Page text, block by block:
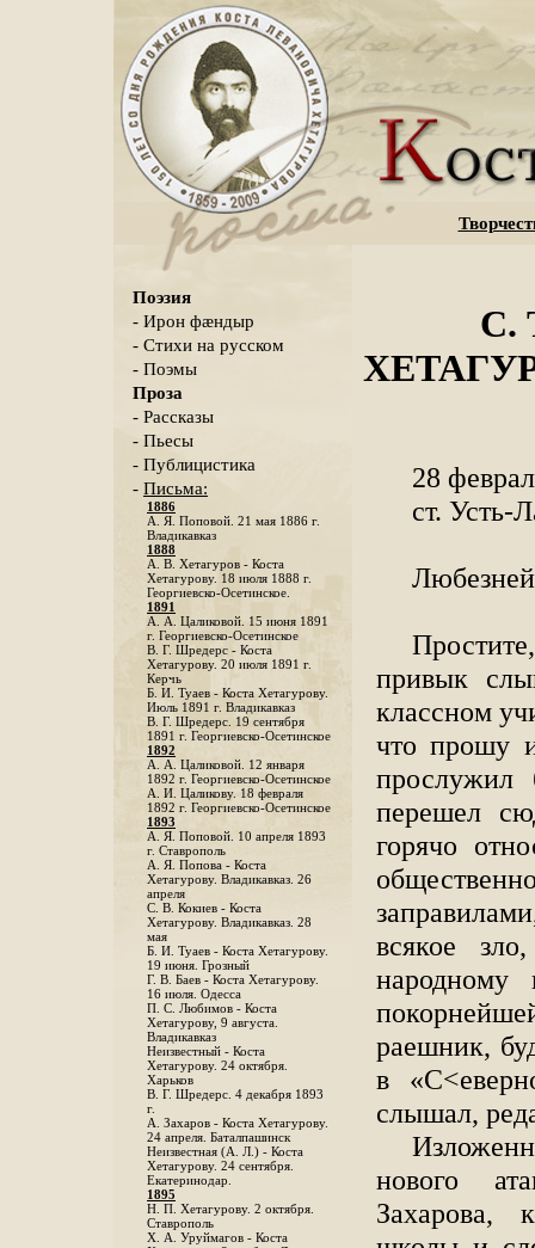
Поэзия
- Ирон фæндыр
- Стихи на русском
- Поэмы
Проза
- Рассказы
- Пьесы
- Публицистика
- Письма:
1886
А. Я. Поповой. 21 мая 1886 г.
Владикавказ
1888
A. В. Хетагуров - Коста
Хетагурову. 18 июля 1888 г.
Георгиевско-Осетинское.
1891
А. А. Цаликовой. 15 июня 1891
г. Георгиевско-Осетинское
B. Г. Шредерс - Коста
Хетагурову. 20 июля 1891 г.
Керчь
Б. И. Туаев - Коста Хетагурову.
Июль 1891 г. Владикавказ
В. Г. Шредерс. 19 сентября
1891 г. Георгиевско-Осетинское
1892
А. А. Цаликовой. 12 января
1892 г. Георгиевско-Осетинское
А. И. Цаликову. 18 февраля
1892 г. Георгиевско-Осетинское
1893
А. Я. Поповой. 10 апреля 1893
г. Ставрополь
A. Я. Попова - Коста
Хетагурову. Владикавказ. 26
апреля
С. В. Кокиев - Коста
Хетагурову. Владикавказ. 28
мая
Б. И. Туаев - Коста Хетагурову.
19 июня. Грозный
Г. В. Баев - Коста Хетагурову.
16 июля. Одесса
П. С. Любимов - Коста
Хетагурову, 9 августа.
Владикавказ
Неизвестный - Коста
Хетагурову. 24 октября.
Харьков
B. Г. Шредерс. 4 декабря 1893
г.
А. Захаров - Коста Хетагурову.
24 апреля. Баталпашинск
Неизвестная (А. Л.) - Коста
Хетагурову. 24 сентября.
Екатеринодар.
1895
Н. П. Хетагурову. 2 октября.
Ставрополь
X. А. Уруймагов - Коста
С.
28
ст. Усть-
привык
классном
что прошу
прослужил
перешел
горячо
всякое
раешник,
в
слышал,
нового
Захарова,